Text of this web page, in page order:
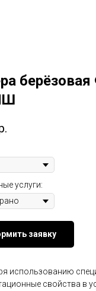
услуги:
заявку
использованию
свойства в